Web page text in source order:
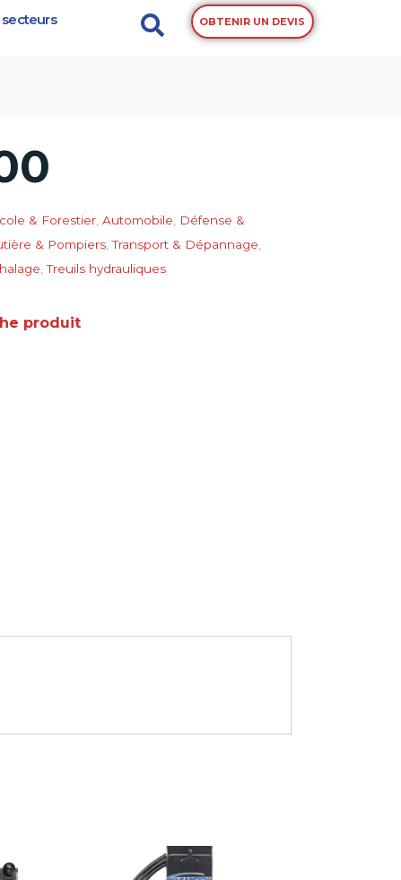
secteurs
OBTENIR UN DEVIS
& Forestier Automobile
Défense &
& Pompiers ,Transport & Dépannage
,Treuils hydrauliques
produit